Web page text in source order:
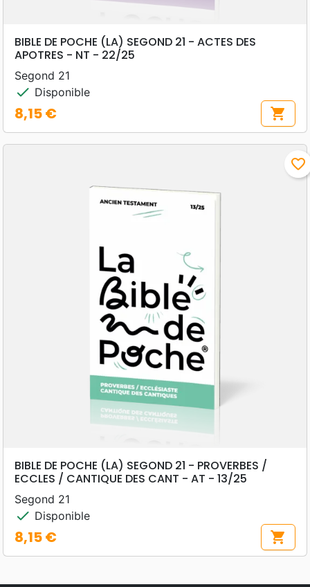
BIBLE DE POCHE (LA) SEGOND 21 - ACTES DES
APOTRES - NT - 22/25
Segond 21
check Disponible
Prix
8,15 € shopping_cart
favorite_border
BIBLE DE POCHE (LA) SEGOND 21 - PROVERBES /
ECCLES / CANTIQUE DES CANT - AT - 13/25
Segond 21
check Disponible
Prix
8,15 € shopping_cart